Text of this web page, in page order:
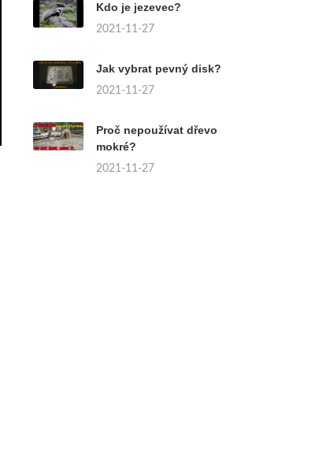
Kdo je jezevec?
2021-11-27
Jak vybrat pevný disk?
2021-11-27
Proč nepoužívat dřevo
mokré?
2021-11-27